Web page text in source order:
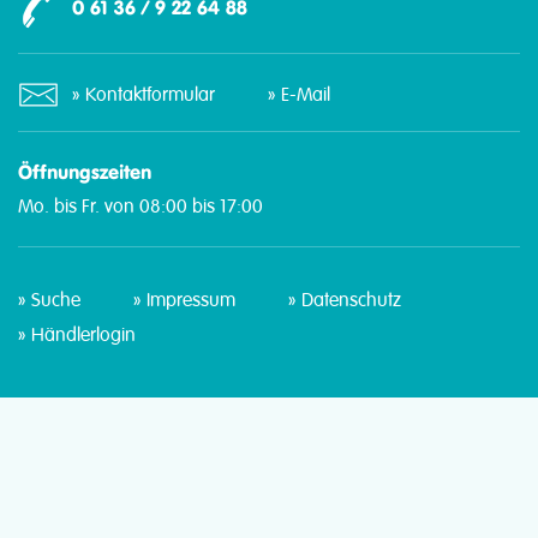
0 61 36 / 9 22 64 88
Kontaktformular E-Mail
Öffnungszeiten
Mo. bis Fr. von 08:00 bis 17:00
Suche Impressum
Datenschutz
Händlerlogin